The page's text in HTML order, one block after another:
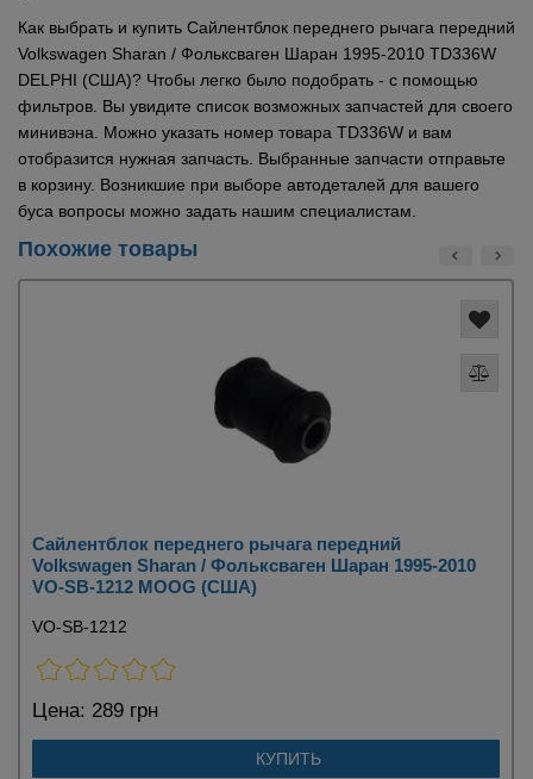
Как выбрать и купить Сайлентблок переднего рычага передний
Volkswagen Sharan / Фольксваген Шаран 1995-2010 TD336W
DELPHI (США)? Чтобы легко было подобрать - с помощью
фильтров. Вы увидите список возможных запчастей для своего
минивэна. Можно указать номер товара TD336W и вам
отобразится нужная запчасть. Выбранные запчасти отправьте
в корзину. Возникшие при выборе автодеталей для вашего
буса вопросы можно задать нашим специалистам.
Похожие товары
Сайлентблок переднего рычага передний
Volkswagen Sharan / Фольксваген Шаран 1995-2010
VO-SB-1212 MOOG (США)
VO-SB-1212
Цена: 289 грн
КУПИТЬ